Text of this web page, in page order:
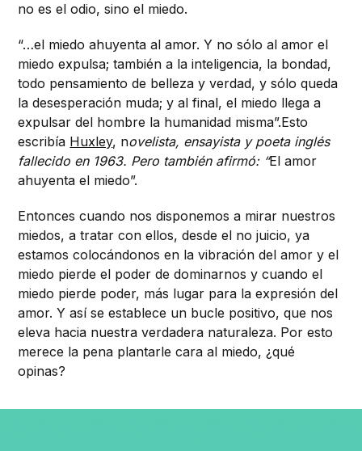
no es el odio, sino el miedo.
“…el miedo ahuyenta al amor. Y no sólo al amor el
miedo expulsa; también a la inteligencia, la bondad,
todo pensamiento de belleza y verdad, y sólo queda
la desesperación muda; y al final, el miedo llega a
expulsar del hombre la humanidad misma”.Esto
escribía Huxley, novelista, ensayista y poeta inglés
fallecido en 1963. Pero también afirmó: “El amor
ahuyenta el miedo”.
Entonces cuando nos disponemos a mirar nuestros
miedos, a tratar con ellos, desde el no juicio, ya
estamos colocándonos en la vibración del amor y el
miedo pierde el poder de dominarnos y cuando el
miedo pierde poder, más lugar para la expresión del
amor. Y así se establece un bucle positivo, que nos
eleva hacia nuestra verdadera naturaleza. Por esto
merece la pena plantarle cara al miedo, ¿qué
opinas?